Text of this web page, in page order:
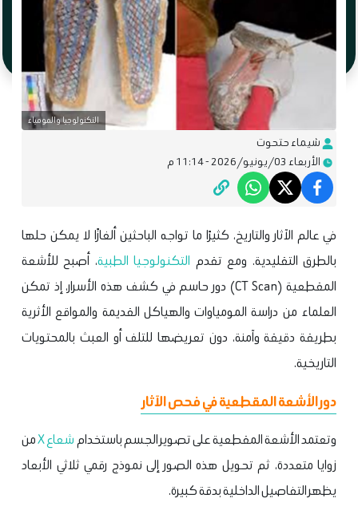
التكنولوجيا والمومياء
شيماء حتحوت
الأربعاء 03/يونيو/2026 - 11:14 م
في عالم الآثار والتاريخ، كثيرًا ما تواجه الباحثين ألغازًا لا يمكن حلها
بالطرق التقليدية. ومع تقدم التكنولوجيا الطبية، أصبح للأشعة
المقطعية (CT Scan) دور حاسم في كشف هذه الأسرار، إذ تمكن
العلماء من دراسة المومياوات والهياكل القديمة والمواقع الأثرية
بطريقة دقيقة وآمنة، دون تعريضها للتلف أو العبث بالمحتويات
التاريخية.
دور الأشعة المقطعية في فحص الآثار
وتعتمد الأشعة المقطعية على تصوير الجسم باستخدام شعاع X من
زوايا متعددة، ثم تحويل هذه الصور إلى نموذج رقمي ثلاثي الأبعاد
يظهر التفاصيل الداخلية بدقة كبيرة.